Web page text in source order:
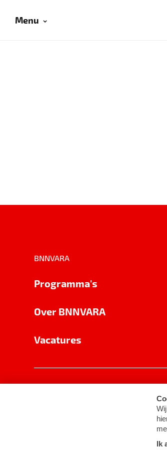
Menu
BNNVARA
Programma's
Over BNNVARA
Vacatures
Cookie-instellingen